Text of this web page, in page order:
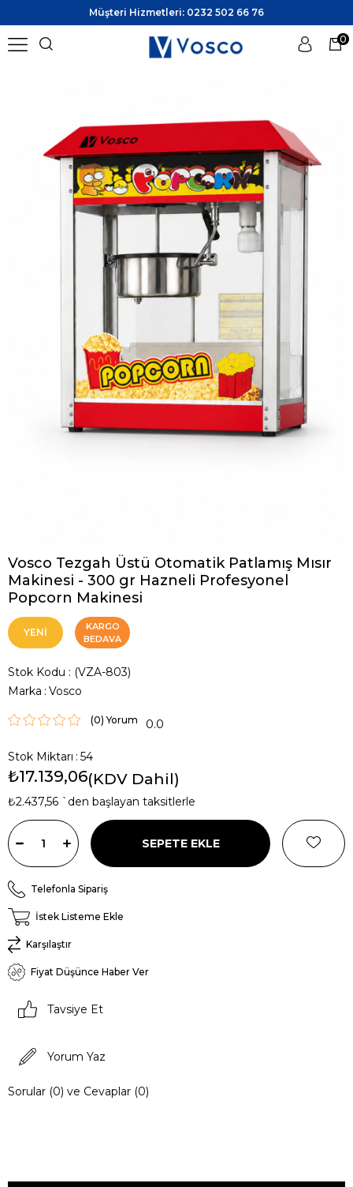
Müşteri Hizmetleri: 0232 502 66 76
0
Vosco Tezgah Üstü Otomatik Patlamış Mısır
Makinesi - 300 gr Hazneli Profesyonel
Popcorn Makinesi
YENI
KARGO
BEDAVA
Stok Kodu
(VZA-803)
Marka : Vosco
(0) 0.0
Stok Miktarı : 54
₺17.139,06(KDV Dahil)
₺2.437,56 `den başlayan taksitlerle
Telefonla Sipariş
İstek Listeme Ekle
Karşılaştır
Fiyat Düşünce Haber Ver
Tavsiye Et
Yorum Yaz
Sorular (0) ve Cevaplar (0)